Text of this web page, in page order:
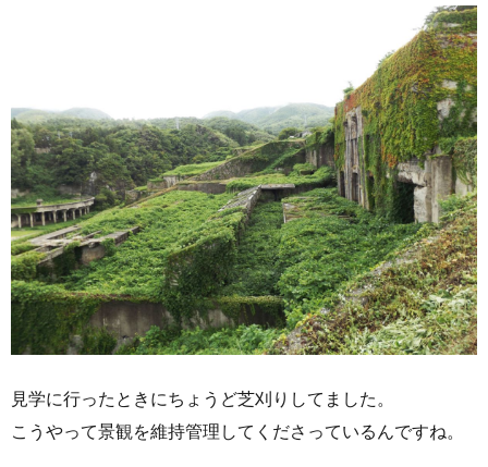
見学に行ったときにちょうど芝刈りしてました。
こうやって景観を維持管理してくださっているんですね。